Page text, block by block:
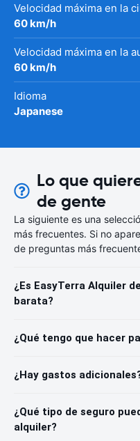
Velocidad máxima en la
60 km/h
Velocidad máxima en la
60 km/h
Idioma
Japanese
Lo que
de gente
La siguiente es una
más frecuentes. Si no
de preguntas más
¿Es EasyTerra Alquiler
barata?
¿Qué tengo que hacer
¿Hay gastos
¿Qué tipo de seguro
alquiler?